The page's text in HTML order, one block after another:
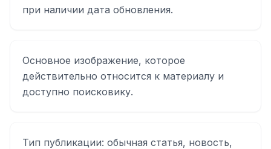
при наличии дата обновления.
Основное изображение, которое
действительно относится к материалу и
доступно поисковику.
Тип публикации: обычная статья, новость,